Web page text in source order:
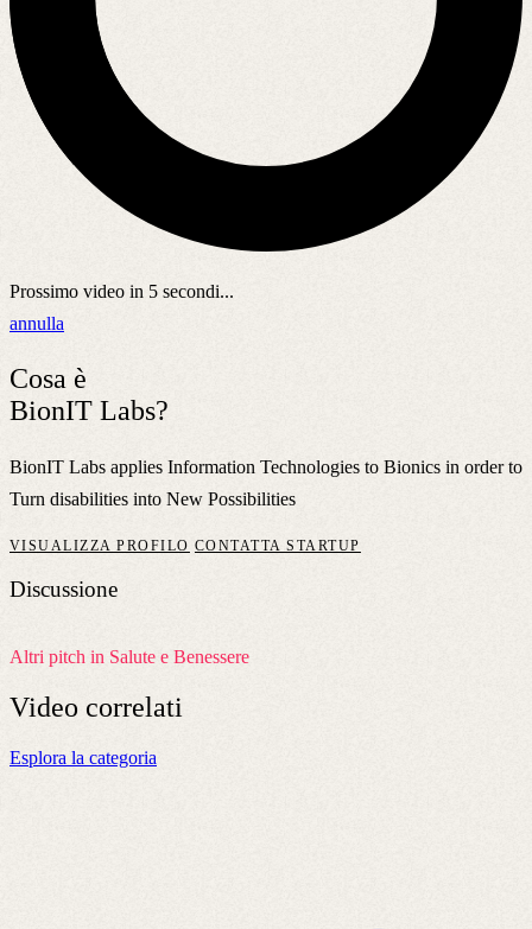
Prossimo video in 5 secondi...
annulla
Cosa è
BionIT Labs?
BionIT Labs applies Information Technologies to Bionics in order to
Turn disabilities into New Possibilities
VISUALIZZA PROFILO CONTATTA STARTUP
Discussione
Altri pitch in Salute e Benessere
Video correlati
Esplora la categoria